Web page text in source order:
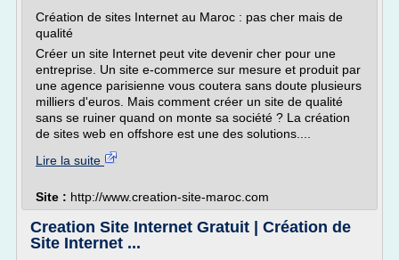
Création de sites Internet au Maroc : pas cher mais de
qualité
Créer un site Internet peut vite devenir cher pour une
entreprise. Un site e-commerce sur mesure et produit par
une agence parisienne vous coutera sans doute plusieurs
milliers d'euros. Mais comment créer un site de qualité
sans se ruiner quand on monte sa société ? La création
de sites web en offshore est une des solutions....
Lire la suite
Site : http://www.creation-site-maroc.com
Creation Site Internet Gratuit | Création de
Site Internet ...